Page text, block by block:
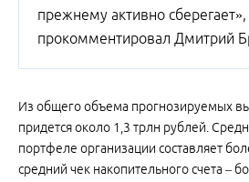
прежнему активно сберегает»,
прокомментировал Дмитрий
Из общего объема прогнозируемых
придется около 1,3 трлн рублей.
портфеле организации составляет
средний чек накопительного счета –